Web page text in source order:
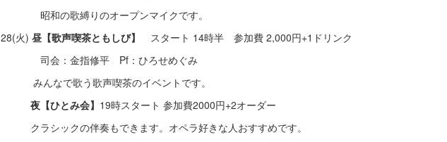
昭和の歌縛りのオープンマイクです。
28(火) 昼【歌声喫茶ともしび】
スタート 14時半 参加費 2,000円+1ドリンク
司会：金指修平 Pf：ひろせめぐみ
みんなで歌う歌声喫茶のイベントです。
夜【ひとみ会】 19時スタート 参加費2000円+2オーダー
クラシックの伴奏もできます。オペラ好きな人おすすめです。